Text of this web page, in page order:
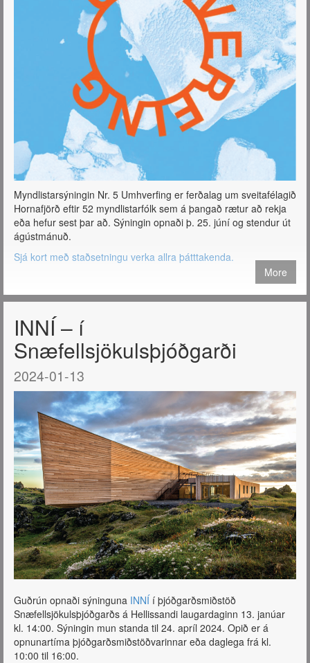
Myndlistarsýningin Nr. 5 Umhverfing er ferðalag um sveitafélagið
Hornafjörð eftir 52 myndlistarfólk sem á þangað rætur að rekja
eða hefur sest þar að. Sýningin opnaði þ. 25. júní og stendur út
ágústmánuð.
Sjá kort með staðsetningu verka allra þátttakenda.
More
INNÍ – í
Snæfellsjökulsþjóðgarði
2024-01-13
Guðrún opnaði sýninguna INNÍí þjóðgarðsmiðstöð
Snæfellsjökulsþjóðgarðs á Hellissandi laugardaginn 13. janúar
kl. 14:00. Sýningin mun standa til 24. apríl 2024. Opið er á
opnunartíma þjóðgarðsmiðstöðvarinnar eða daglega frá kl.
10:00 til 16:00.